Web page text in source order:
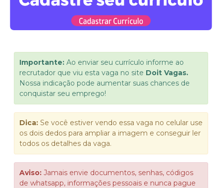
Importante: Ao enviar seu currículo informe ao
recrutador que viu esta vaga no site Doit Vagas.
Nossa indicação pode aumentar suas chances de
conquistar seu emprego!
Dica: Se você estiver vendo essa vaga no celular use
os dois dedos para ampliar a imagem e conseguir ler
todos os detalhes da vaga.
Aviso: Jamais envie documentos, senhas, códigos
de whatsapp, informações pessoais e nunca pague